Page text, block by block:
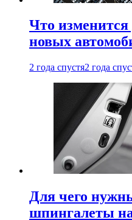
Что изменится
новых
2 года спустя2 года
Для чего
шпингалеты